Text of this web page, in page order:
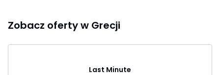
Zobacz oferty w Grecji
Last Minute